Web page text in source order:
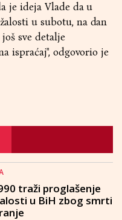
je ideja Vlade da u
u subotu, na dan
sve detalje
ispraćaj", odgovorio je
traži proglašenje
u BiH zbog smrti